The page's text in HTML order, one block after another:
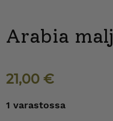
Arabia
21,00 €
1 varastossa